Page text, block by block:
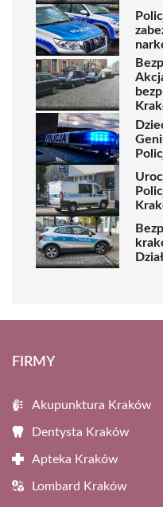
FIRMY
Akupunktura Kraków
Dentysta Kraków
Apteka Kraków
Lombard Kraków